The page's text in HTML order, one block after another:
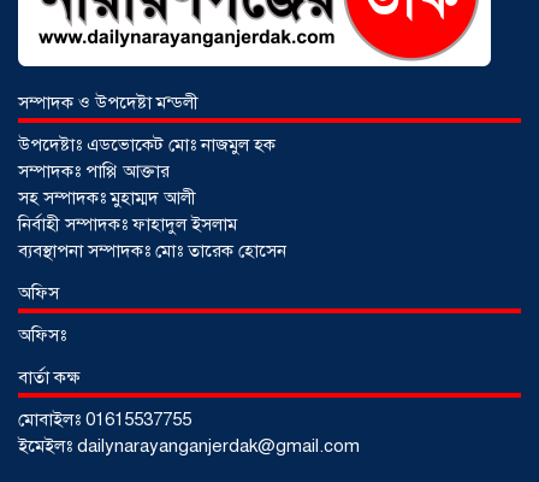
শর্টগান
০৩ আগস্ট ২০২৬
সম্পাদক ও উপদেষ্টা মন্ডলী
উপদেষ্টাঃ এডভোকেট মোঃ নাজমুল হক
সম্পাদকঃ পাপ্পি আক্তার
সহ সম্পাদকঃ মুহাম্মদ আলী
নির্বাহী সম্পাদকঃ ফাহাদুল ইসলাম
ব্যবস্থাপনা সম্পাদকঃ মোঃ তারেক হোসেন
অফিস
অফিসঃ
বার্তা কক্ষ
মোবাইলঃ 01615537755
ইমেইলঃ dailynarayanganjerdak@gmail.com